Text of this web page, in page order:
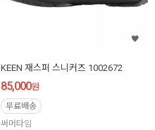
KEEN 재스퍼 스니커즈 1002672
85,000원
무료배송
써머타임